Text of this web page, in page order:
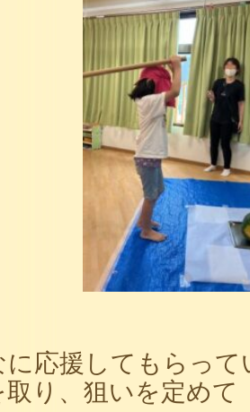
に応援してもらって
取り、狙いを定めて